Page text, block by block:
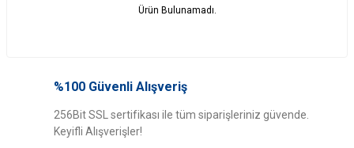
Ürün Bulunamadı.
%100 Güvenli Alışveriş
256Bit SSL sertifikası ile tüm siparişleriniz güvende.
Keyifli Alışverişler!